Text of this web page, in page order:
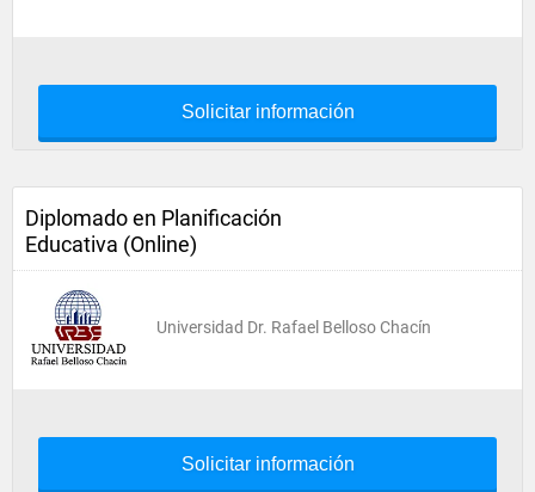
Solicitar información
Diplomado en Planificación
Educativa (Online)
Universidad Dr. Rafael Belloso Chacín
Solicitar información